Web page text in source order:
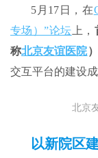
5月17日，在
专场）”论坛上，
称北京友谊医院
交互平台的建设
北京
以新院区